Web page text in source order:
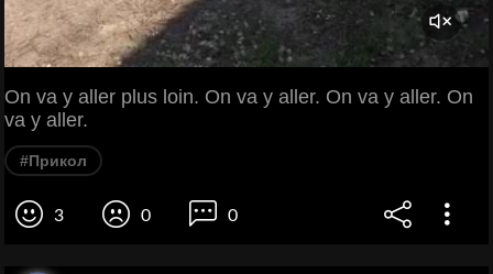
On va y aller plus loin. On va y aller. On va y aller. On
va y aller.
#Прикол
3 0 0